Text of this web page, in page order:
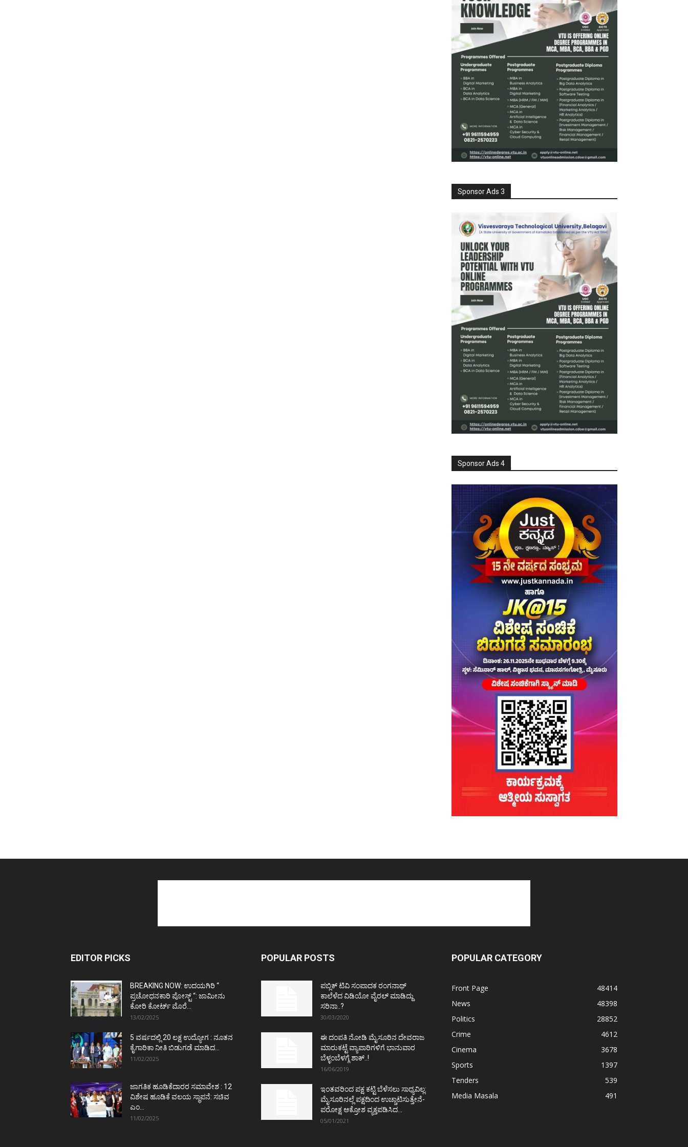
Sponsor Ads 3
Sponsor Ads 4
EDITOR PICKS
BREAKING NOW: ಉದಯಗಿರಿ “
ಪ್ರಚೋಧನಕಾರಿ ಪೋಸ್ಟ್‌ “: ಜಾಮೀನು
ಕೋರಿ ಕೋರ್ಟ್‌ ಮೊರೆ...
13/02/2025
5 ವರ್ಷದಲ್ಲಿ 20 ಲಕ್ಷ ಉದ್ಯೋಗ : ನೂತನ
ಕೈಗಾರಿಕಾ ನೀತಿ ಬಿಡುಗಡೆ ಮಾಡಿದ...
11/02/2025
ಜಾಗತಿಕ ಹೂಡಿಕೆದಾರರ ಸಮಾವೇಶ : 12
ವಿಶೇಷ ಹೂಡಿಕೆ ವಲಯ ಸ್ಥಾಪನೆ: ಸಚಿವ
ಎಂ...
11/02/2025
POPULAR POSTS
ಪಬ್ಲಿಕ್ ಟಿವಿ ಸಂಪಾದಕ ರಂಗನಾಥ್
ಕಾಲೆಳೆದ ವಿಡಿಯೋ ವೈರಲ್ ಮಾಡಿದ್ದು
ಸರಿನಾ..?
30/03/2020
ಈ ದಂಪತಿ ನೋಡಿ ಮೈಸೂರಿನ ದೇವರಾಜ
ಮಾರುಕಟ್ಟೆ ವ್ಯಾಪಾರಿಗಳಿಗೆ ಭಾನುವಾರ
ಬೆಳ್ಳಂಬೆಳಗ್ಗೆ ಶಾಕ್..!
16/06/2019
ಇಂತವರಿಂದ ಪಕ್ಷ ಕಟ್ಟಿ ಬೆಳೆಸಲು ಸಾಧ್ಯವಿಲ್ಲ:
ಮೈಸೂರಿನಲ್ಲೆ ಪಕ್ಷದಿಂದ ಉಚ್ಚಾಟಿಸುತ್ತೇನೆ-
ಪರೋಕ್ಷ ಆಕ್ರೋಶ ವ್ಯಕ್ತಪಡಿಸಿದ...
05/01/2021
POPULAR CATEGORY
Front Page
48414
News
48398
Politics
28852
Crime
4612
Cinema
3678
Sports
1397
Tenders
539
Media Masala
491